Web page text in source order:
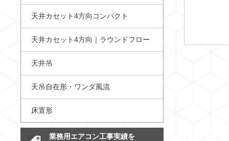
天井カセット4方向コンパクト
天井カセット4方向｜ラウンドフロー
天井吊
天吊自在形・ワンダ風流
床置形
業務用エアコン工事実績を